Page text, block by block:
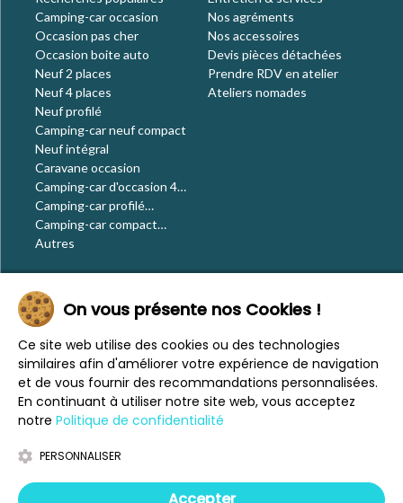
Camping-car occasion
Occasion pas cher
Occasion boite auto
Neuf 2 places
Neuf 4 places
Neuf profilé
Camping-car neuf compact
Neuf intégral
Caravane occasion
Camping-car d'occasion 4
places
Camping-car profilé
occasion
Camping-car compact
occasion
Autres
Nos agréments
Nos accessoires
Devis pièces détachées
Prendre RDV en atelier
Ateliers nomades
Le blog
Actualités
Évènements
Nos conseils
Vos voyages
CaraMaps
Espace presse
Mentions légales
On vous présente nos Cookies !
Ce site web utilise des cookies ou des technologies
similaires afin d'améliorer votre expérience de navigation
et de vous fournir des recommandations personnalisées.
En continuant à utiliser notre site web, vous acceptez
notre Politique de confidentialité
PERSONNALISER